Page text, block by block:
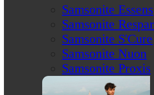
Samsonite Essens
Samsonite
Samsonite S'Cure
Samsonite Nuon
Samsonite Proxis